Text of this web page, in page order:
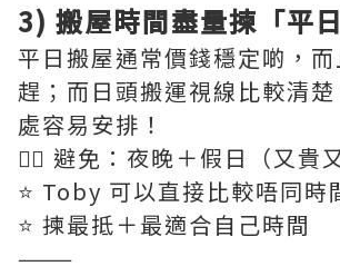
3) 搬屋時間盡量揀「平
平日搬屋通常價錢穩定啲，
趕；而日頭搬運視線比較清
處容易安排！
👉🏻 避免：夜晚＋假日（又貴
⭐️ Toby 可以直接比較唔同時
⭐️ 揀最抵＋最適合自己時間
———